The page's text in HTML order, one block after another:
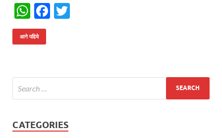
W
h
at
A
p
p
F
o
k
आगे पढिये
CATEGORIES